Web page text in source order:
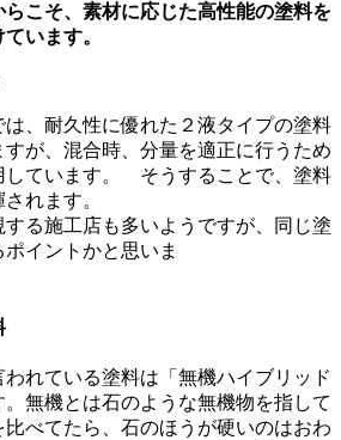
こそ、素材に応じた高性能の塗料を
います。
、耐久性に優れた２液タイプの塗料
が、混合時、分量を適正に行うため
しています。 そうすることで、塗料
れます。
る施工店も多いようですが、同じ塗
イントかと思いま
れている塗料は「無機ハイブリッド
無機とは石のような無機物を指して
べてたら、石のほうが硬いのはおわ